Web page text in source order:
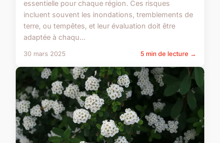
essentielle pour chaque région. Ces risques
incluent souvent les inondations, tremblements de
terre, ou tempêtes, et leur évaluation doit être
adaptée à chaqu...
30 mars 2025 5 min de lecture →